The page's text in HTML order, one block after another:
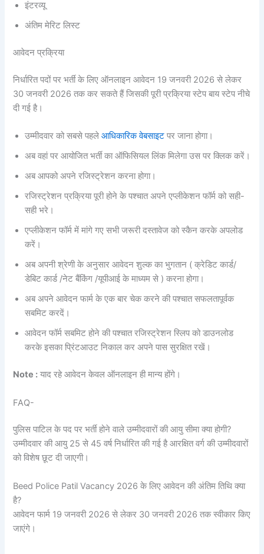
इंटरव्यू
अंतिम मेरिट लिस्ट
आवेदन प्रक्रिया
निर्धारित पदों पर भर्ती के लिए ऑनलाइन आवेदन 19 जनवरी 2026 से लेकर
30 जनवरी 2026 तक कर सकते हैं जिसकी पूरी प्रक्रिया स्टेप बाय स्टेप नीचे
दी गई है।
उम्मीदवार को सबसे पहलेआधिकारिक वेबसाइट पर जाना होगा।
अब वहां पर आयोजित भर्ती का ऑफिसियल लिंक मिलेगा उस पर क्लिक करें।
अब आपको अपने रजिस्ट्रेशन करना होगा।
रजिस्ट्रेशन प्रक्रिया पूरी होने के पश्चात अपने एप्लीकेशन फॉर्म को सही-
सही भरे।
एप्लीकेशन फॉर्म में मांगे गए सभी जरूरी दस्तावेज को स्कैन करके अपलोड
करें।
अब अपनी श्रेणी के अनुसार आवेदन शुल्क का भुगतान ( क्रेडिट कार्ड/
डेबिट कार्ड /नेट बैंकिंग /यूपीआई के माध्यम से ) करना होगा।
अब अपने आवेदन फार्म के एक बार चेक करने की पश्चात सफलतापूर्वक
सबमिट करदें।
आवेदन फॉर्म सबमिट होने की पश्चात रजिस्ट्रेशन स्लिप को डाउनलोड
करके इसका प्रिंटआउट निकाल कर अपने पास सुरक्षित रखें।
Note : याद रहे आवेदन केवल ऑनलाइन ही मान्य होंगे।
FAQ-
पुलिस पाटिल के पद पर भर्ती होने वाले उम्मीदवारों की आयु सीमा क्या होगी?
उम्मीदवार की आयु 25 से 45 वर्ष निर्धारित की गई है आरक्षित वर्ग की उम्मीदवारों
को विशेष छूट दी जाएगी।
Beed Police Patil Vacancy 2026 के लिए आवेदन की अंतिम तिथि क्या
है?
आवेदन फार्म 19 जनवरी 2026 से लेकर 30 जनवरी 2026 तक स्वीकार किए
जाएंगे।